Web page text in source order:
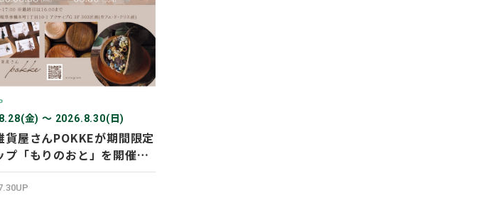
金) 〜 2026.8.30(日)
貨屋さんPOKKEが期間限定
プ「もりのおと」を開催し